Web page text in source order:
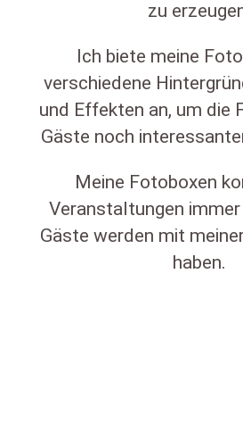
zu
Ich biete meine
verschiedene
und Effekten an, um die
Gäste noch
Meine Fotoboxen
Veranstaltungen immer
Gäste werden mit
haben.